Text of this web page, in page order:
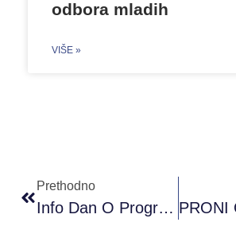
odbora mladih
VIŠE »
Prethodno
Info Dan O Programima Mobilnosti 2023 Banja Luka